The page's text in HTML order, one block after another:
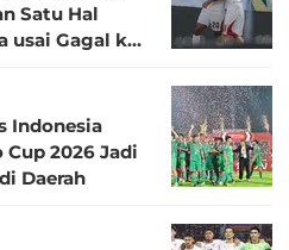
Satu Hal
usai Gagal ke
Indonesia
2026 Jadi
Daerah